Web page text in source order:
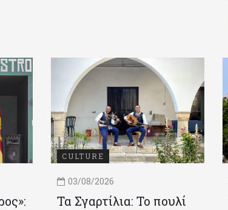
CULTURE
03/08/2026
Τα Σγαρτίλια: Το πουλί